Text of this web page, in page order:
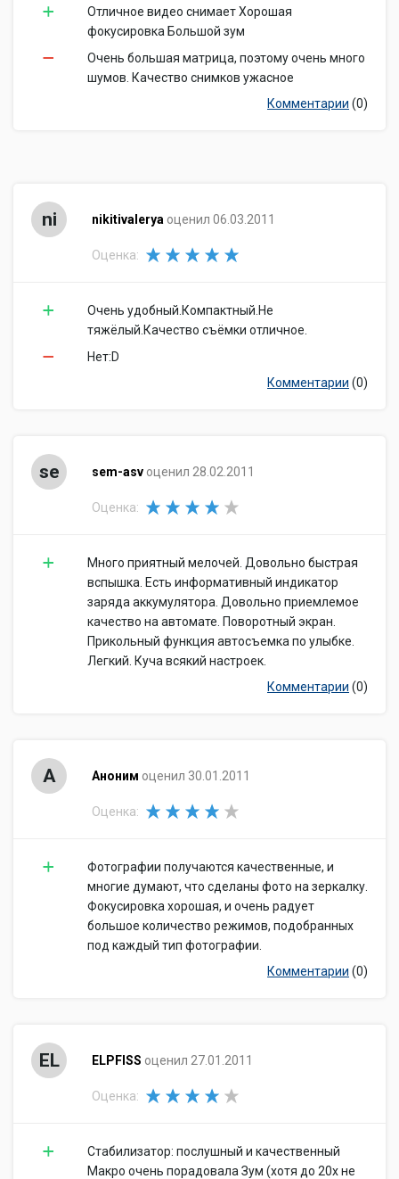
Отличное видео снимает Хорошая
фокусировка Большой зум
Очень большая матрица, поэтому очень много
шумов. Качество снимков ужасное
Комментарии (0)
ni nikitivalerya оценил 06.03.2011
Оценка:
Очень удобный.Компактный.Не
тяжёлый.Качество съёмки отличное.
Нет:D
Комментарии (0)
se sem-asv оценил 28.02.2011
Оценка:
Много приятный мелочей. Довольно быстрая
вспышка. Есть информативный индикатор
заряда аккумулятора. Довольно приемлемое
качество на автомате. Поворотный экран.
Прикольный функция автосъемка по улыбке.
Легкий. Куча всякий настроек.
Комментарии (0)
А Аноним оценил 30.01.2011
Оценка:
Фотографии получаются качественные, и
многие думают, что сделаны фото на зеркалку.
Фокусировка хорошая, и очень радует
большое количество режимов, подобранных
под каждый тип фотографии.
Комментарии (0)
EL ELPFISS оценил 27.01.2011
Оценка:
Стабилизатор: послушный и качественный
Макро очень порадовала Зум (хотя до 20х не